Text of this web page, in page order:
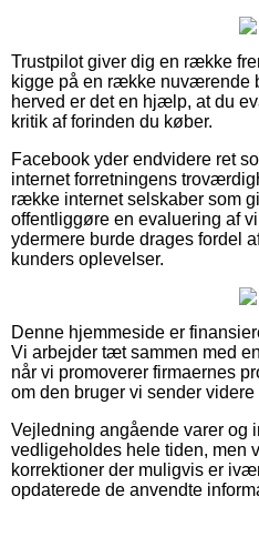
Trustpilot giver dig en række
kigge på en række nuværende
herved er det en hjælp, at du
kritik af forinden du køber.
Facebook yder endvidere ret
internet forretningens
række internet selskaber som
offentliggøre en evaluering af
ydermere burde drages fordel
kunders oplevelser.
Denne hjemmeside er
Vi arbejder tæt sammen med
når vi promoverer firmaernes
om den bruger vi sender
Vejledning angående varer og
vedligeholdes hele tiden, men
korrektioner der muligvis er
opdaterede de anvendte